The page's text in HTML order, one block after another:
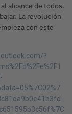
alcance de todos.
La revolución
con este
?